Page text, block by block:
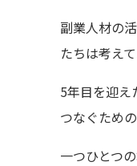
副業人材の
たちは考えて
5年目を迎え
つなぐため
一つひとつ